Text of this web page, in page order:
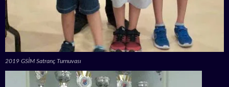
2019 GSİM Satranç Turnuvası